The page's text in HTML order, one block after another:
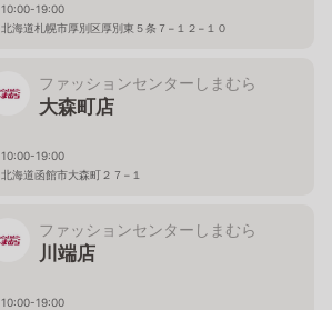
10:00-19:00
北海道札幌市厚別区厚別東５条７−１２−１０
ファッションセンターしまむら
大森町店
10:00-19:00
北海道函館市大森町２７−１
ファッションセンターしまむら
川端店
10:00-19:00